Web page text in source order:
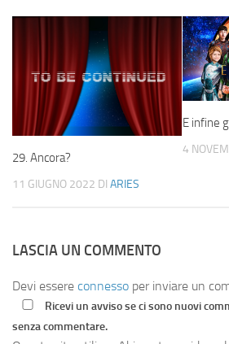
29. Ancora?
11 GIUGNO 2022 DI ARIES
E infine
4
LASCIA UN COMMENTO
Devi essere connesso per inviare un
Ricevi un avviso se ci sono nuovi
senza commentare.